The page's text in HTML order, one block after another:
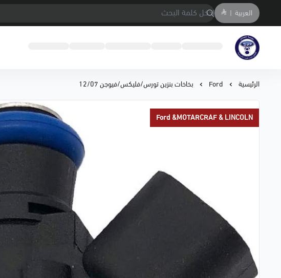
العربية |
متجر المحمادي لقطع السيارات
الرئيسية Ford بخاخات بنزين تورس/فليكس/فيوجن 12/07
Ford &MOTARCRAF & LINCOLN